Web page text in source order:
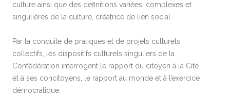
culture ainsi que des définitions variées, complexes et
singulières de la culture, créatrice de lien social.
Par la conduite de pratiques et de projets culturels
collectifs, les dispositifs culturels singuliers de la
Confédération interrogent le rapport du citoyen à la Cité
et à ses concitoyens, le rapport au monde et à l’exercice
démocratique.